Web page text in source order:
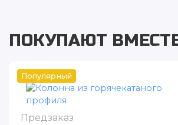
ПОКУПАЮТ
Популярный
Предзаказ